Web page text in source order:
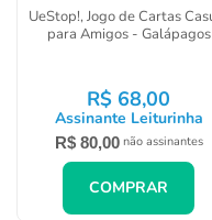
UeStop!, Jogo de Cartas
para Amigos - Galápagos
R$ 68,00
Assinante Leiturinha
R$ 80,00 não assinantes
COMPRAR